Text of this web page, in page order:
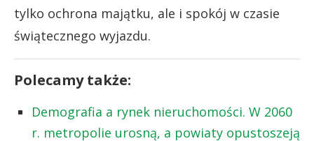
tylko ochrona majątku, ale i spokój w czasie
świątecznego wyjazdu.
Polecamy także:
Demografia a rynek nieruchomości. W 2060
r. metropolie urosną, a powiaty opustoszeją